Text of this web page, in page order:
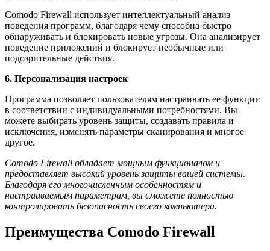
Comodo Firewall использует интеллектуальный анализ
поведения программ, благодаря чему способна быстро
обнаруживать и блокировать новые угрозы. Она анализирует
поведение приложений и блокирует необычные или
подозрительные действия.
6. Персонализация настроек
Программа позволяет пользователям настраивать ее функции
в соответствии с индивидуальными потребностями. Вы
можете выбирать уровень защиты, создавать правила и
исключения, изменять параметры сканирования и многое
другое.
Comodo Firewall обладает мощным функционалом и
предоставляет высокий уровень защиты вашей системы.
Благодаря его многочисленным особенностям и
настраиваемым параметрам, вы сможете полностью
контролировать безопасность своего компьютера.
Преимущества Comodo Firewall